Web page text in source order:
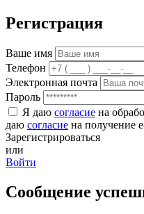
Регистрация
Ваше имя
Телефон
Электронная почта
Пароль
Я даю согласие на
даю согласие на получение
Зарегистрироваться
или
Войти
Сообщение